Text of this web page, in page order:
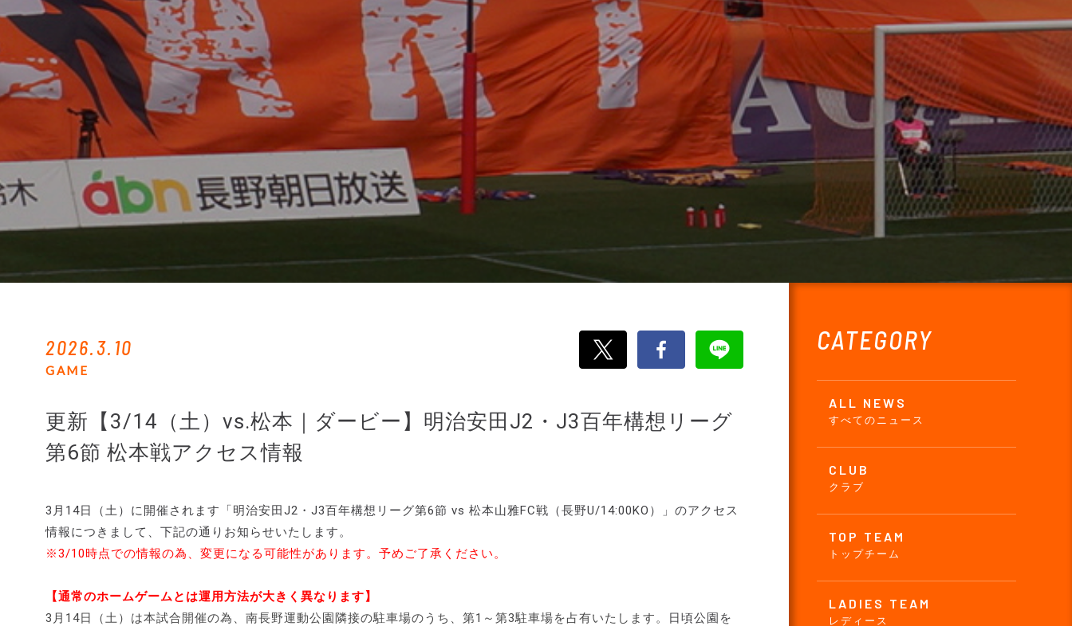
CATEGORY
ALL NEWS
すべてのニュース
CLUB
クラブ
TOP TEAM
トップチーム
LADIES TEAM
レディース
2026.3.10
GAME
更新【3/14（土）vs.松本｜ダービー】明治安田J2・J3百年構想リーグ
第6節 松本戦アクセス情報
3月14日（土）に開催されます「明治安田J2・J3百年構想リーグ第6節 vs 松本山雅FC戦（長野U/14:00KO）」のアクセス
情報につきまして、下記の通りお知らせいたします。
※3/10時点での情報の為、変更になる可能性があります。予めご了承ください。
【通常のホームゲームとは運用方法が大きく異なります】
3月14日（土）は本試合開催の為、南長野運動公園隣接の駐車場のうち、第1～第3駐車場を占有いたします。
日頃公園を